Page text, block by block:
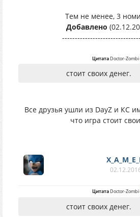
Тем не менее, 3
Добавлено
ЦитатаDoctor-Zombi
стоит своих денег.
Все друзья ушли из DayZ и КС
что игра стоит
ЦитатаDoctor-Zombi
стоит своих денег.